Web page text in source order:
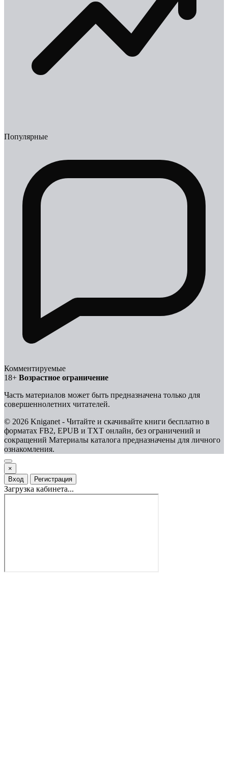
Популярные
Комментируемые
18+ Возрастное ограничение
Часть материалов может быть предназначена только для
совершеннолетних читателей.
© 2026 Kniganet - Читайте и скачивайте книги бесплатно в
форматах FB2, EPUB и TXT онлайн, без ограничений и
сокращений Материалы каталога предназначены для личного
ознакомления.
×
Вход
Регистрация
Загрузка кабинета...